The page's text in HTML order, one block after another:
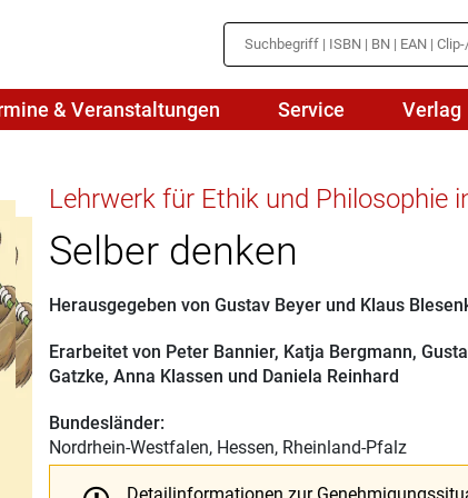
Medienbildung
Naturwissenschaften/NuT
Religion
Spanisch
& Veranstaltungen Service Verlag
Lehrwerk für Ethik und Philosophie
Selber denken
Herausgegeben von Gustav Beyer und Klaus
Erarbeitet von Peter Bannier, Katja Bergmann,
Gatzke, Anna Klassen und Daniela Reinhard
Bundesländer:
Nordrhein-Westfalen, Hessen, Rheinland-Pfalz